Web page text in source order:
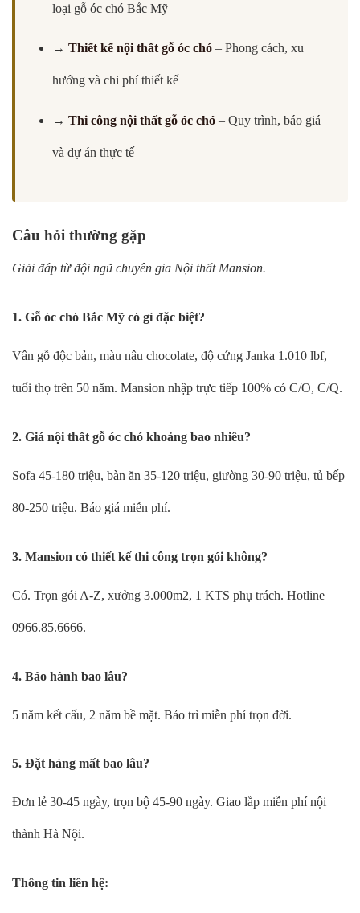
loại gỗ óc chó Bắc Mỹ
→ Thiết kế nội thất gỗ óc chó– Phong cách, xu
hướng và chi phí thiết kế
→ Thi công nội thất gỗ óc chó– Quy trình, báo giá
và dự án thực tế
Câu hỏi thường gặp
Giải đáp từ đội ngũ chuyên gia Nội thất Mansion.
1. Gỗ óc chó Bắc Mỹ có gì đặc biệt?
Vân gỗ độc bản, màu nâu chocolate, độ cứng Janka 1.010 lbf,
tuổi thọ trên 50 năm. Mansion nhập trực tiếp 100% có C/O, C/Q.
2. Giá nội thất gỗ óc chó khoảng bao nhiêu?
Sofa 45-180 triệu, bàn ăn 35-120 triệu, giường 30-90 triệu, tủ bếp
80-250 triệu. Báo giá miễn phí.
3. Mansion có thiết kế thi công trọn gói không?
Có. Trọn gói A-Z, xưởng 3.000m2, 1 KTS phụ trách. Hotline
0966.85.6666.
4. Bảo hành bao lâu?
5 năm kết cấu, 2 năm bề mặt. Bảo trì miễn phí trọn đời.
5. Đặt hàng mất bao lâu?
Đơn lẻ 30-45 ngày, trọn bộ 45-90 ngày. Giao lắp miễn phí nội
thành Hà Nội.
Thông tin liên hệ: